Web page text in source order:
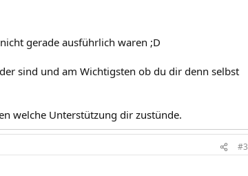
gerade ausführlich waren ;D
sind und am Wichtigsten ob du dir denn selbst
welche Unterstützung dir zustünde.
#3